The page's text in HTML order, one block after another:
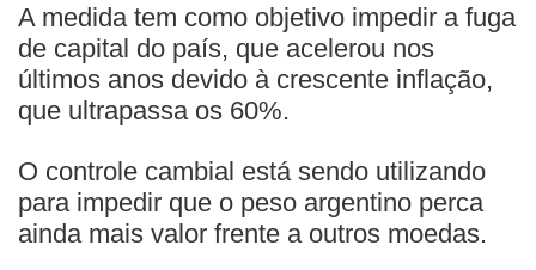
A medida tem como objetivo impedir a fuga
de capital do país, que acelerou nos
últimos anos devido à crescente inflação,
que ultrapassa os 60%.
O controle cambial está sendo utilizando
para impedir que o peso argentino perca
ainda mais valor frente a outros moedas.